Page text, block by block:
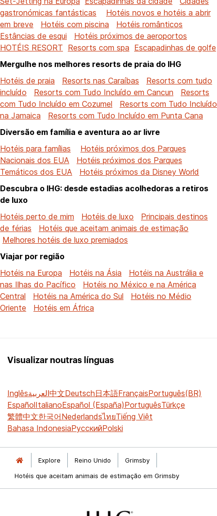
gastronómicas fantásticas
Hotéis novos e hotéis a abrir
em breve
Hotéis com piscina
Hotéis românticos
Estâncias de esqui
Hotéis próximos de aeroportos
HOTÉIS RESORT Resorts com spa Escapadinhas de golfe
Mergulhe nos melhores resorts de praia do IHG
Hotéis de praia
Resorts nas Caraíbas
Resorts com tudo
incluído
Resorts com Tudo Incluído em Cancun
Resorts
com Tudo Incluído em Cozumel
Resorts com Tudo Incluído
na Jamaica
Resorts com Tudo Incluído em Punta Cana
Diversão em família e aventura ao ar livre
Hotéis para famílias
Hotéis próximos dos Parques
Nacionais dos EUA
Hotéis próximos dos Parques
Temáticos dos EUA
Hotéis próximos da Disney World
Descubra o IHG: desde estadias acolhedoras a retiros
de luxo
Hotéis perto de mim
Hotéis de luxo
Principais destinos
de férias
Hotéis que aceitam animais de estimação
Melhores hotéis de luxo premiados
Viajar por região
Hotéis na Europa
Hotéis na Ásia
Hotéis na Austrália e
nas Ilhas do Pacífico
Hotéis no México e na América
Central
Hotéis na América do Sul
Hotéis no Médio
Oriente
Hotéis em África
Visualizar noutras línguas
Inglêsالعربية中文Deutsch日本語FrançaisPortuguês(BR)
EspañolItalianoEspañol (España)PortuguêsTürkçe
繁體中文한국어NederlandsไทยTiếng Việt
Bahasa IndonesiaРусскийPolski
Explore Reino Unido
Grimsby
Hotéis que aceitam animais de estimação em Grimsby